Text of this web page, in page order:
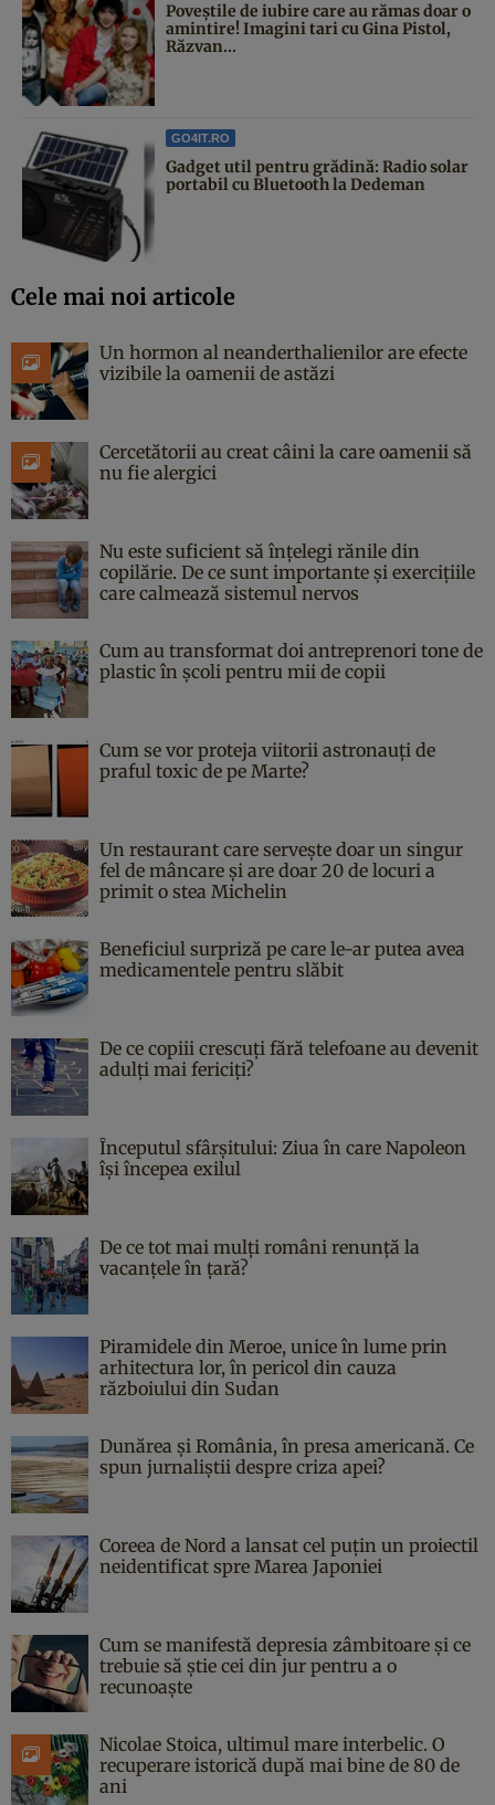
Poveştile de iubire care au rămas doar o
amintire! Imagini tari cu Gina Pistol,
Răzvan...
GO4IT.RO
Gadget util pentru grădină: Radio solar
portabil cu Bluetooth la Dedeman
Cele mai noi articole
Un hormon al neanderthalienilor are efecte
vizibile la oamenii de astăzi
Cercetătorii au creat câini la care oamenii să
nu fie alergici
Nu este suficient să înțelegi rănile din
copilărie. De ce sunt importante și exercițiile
care calmează sistemul nervos
Cum au transformat doi antreprenori tone de
plastic în școli pentru mii de copii
Cum se vor proteja viitorii astronauți de
praful toxic de pe Marte?
Un restaurant care servește doar un singur
fel de mâncare și are doar 20 de locuri a
primit o stea Michelin
Beneficiul surpriză pe care le-ar putea avea
medicamentele pentru slăbit
De ce copiii crescuți fără telefoane au devenit
adulți mai fericiți?
Începutul sfârşitului: Ziua în care Napoleon
îşi începea exilul
De ce tot mai mulți români renunță la
vacanțele în țară?
Piramidele din Meroe, unice în lume prin
arhitectura lor, în pericol din cauza
războiului din Sudan
Dunărea și România, în presa americană. Ce
spun jurnaliștii despre criza apei?
Coreea de Nord a lansat cel puțin un proiectil
neidentificat spre Marea Japoniei
Cum se manifestă depresia zâmbitoare și ce
trebuie să știe cei din jur pentru a o
recunoaște
Nicolae Stoica, ultimul mare interbelic. O
recuperare istorică după mai bine de 80 de
ani